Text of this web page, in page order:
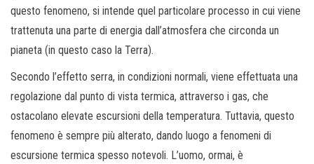
questo fenomeno, si intende quel particolare processo in cui viene
trattenuta una parte di energia dall’atmosfera che circonda un
pianeta (in questo caso la Terra).
Secondo l’effetto serra, in condizioni normali, viene effettuata una
regolazione dal punto di vista termica, attraverso i gas, che
ostacolano elevate escursioni della temperatura. Tuttavia, questo
fenomeno è sempre più alterato, dando luogo a fenomeni di
escursione termica spesso notevoli. L’uomo, ormai, è